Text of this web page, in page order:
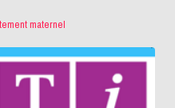
maternel